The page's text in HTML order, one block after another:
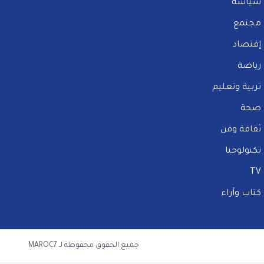
سياسة
مجتمع
إقتصاد
رياضة
تربية وتعليم
صحة
ثقافة وفن
تكنولوجيا
TV
كتاب وآراء
جميع الحقوق محفوظة لـ MAROC7